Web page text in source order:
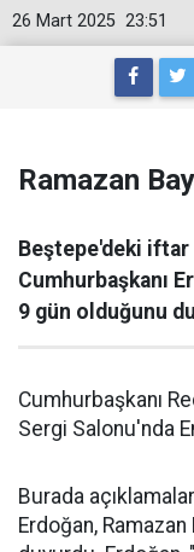
23:51
26 Mart 2025
Ramazan
Beştepe'deki iftar
Cumhurbaşkanı
9 gün olduğunu
Cumhurbaşkanı
Sergi Salonu'nda
Burada
Erdoğan, Ramazan